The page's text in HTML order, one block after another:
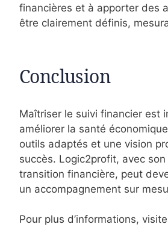
financières et à apporter des
être clairement définis,
Conclusion
Maîtriser le suivi financier est
améliorer la santé
outils adaptés et une vision
succès. Logic2profit, avec
transition financière, peut
un accompagnement sur
Pour plus d’informations,